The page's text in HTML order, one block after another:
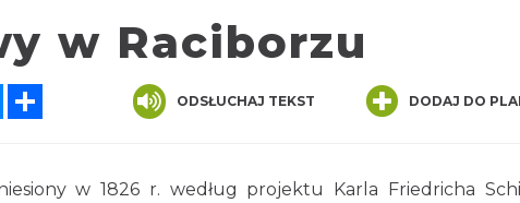
w Raciborzu
Messenger ODSŁUCHAJ TEKST DODAJ DO
w 1826 r. według projektu Karla Friedricha